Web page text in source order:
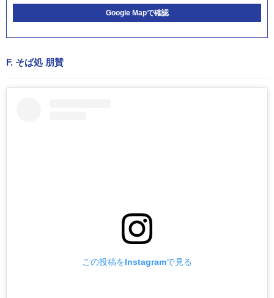
Google Mapで確認
F. そば処 朋賛
この投稿をInstagramで見る